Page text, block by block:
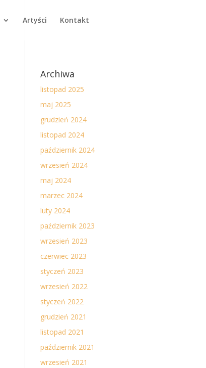
Artyści Kontakt
Archiwa
listopad 2025
maj 2025
grudzień 2024
listopad 2024
październik 2024
wrzesień 2024
maj 2024
marzec 2024
luty 2024
październik 2023
wrzesień 2023
czerwiec 2023
styczeń 2023
wrzesień 2022
styczeń 2022
grudzień 2021
listopad 2021
październik 2021
wrzesień 2021